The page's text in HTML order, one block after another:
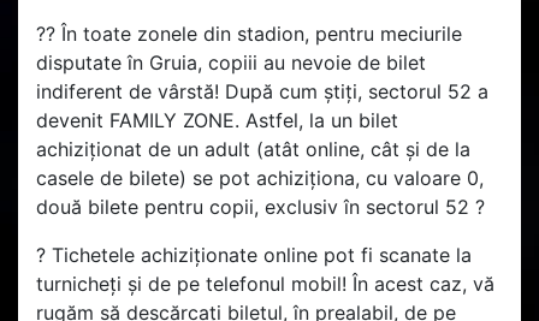
?? În toate zonele din stadion, pentru meciurile
disputate în Gruia, copiii au nevoie de bilet
indiferent de vârstă! După cum știți, sectorul 52 a
devenit FAMILY ZONE. Astfel, la un bilet
achiziționat de un adult (atât online, cât și de la
casele de bilete) se pot achiziționa, cu valoare 0,
două bilete pentru copii, exclusiv în sectorul 52 ?️
? Tichetele achiziționate online pot fi scanate la
turnicheți și de pe telefonul mobil! În acest caz, vă
rugăm să descărcați biletul, în prealabil, de pe